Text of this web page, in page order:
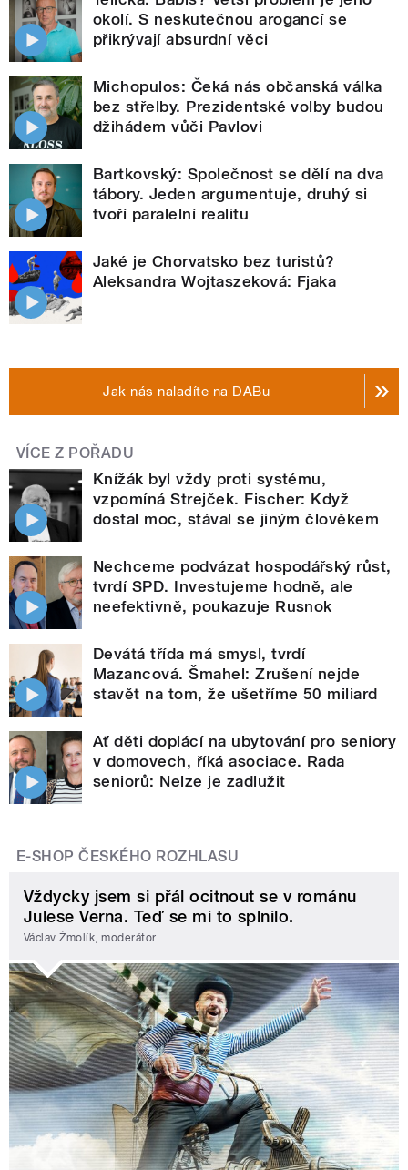
okolí. S neskutečnou arogancí se
přikrývají absurdní věci
Michopulos: Čeká nás občanská válka
bez střelby. Prezidentské volby budou
džihádem vůči Pavlovi
Bartkovský: Společnost se dělí na dva
tábory. Jeden argumentuje, druhý si
tvoří paralelní realitu
Jaké je Chorvatsko bez turistů?
Aleksandra Wojtaszeková: Fjaka
Jak nás naladíte na DABu
VÍCE Z POŘADU
Knížák byl vždy proti systému,
vzpomíná Strejček. Fischer: Když
dostal moc, stával se jiným člověkem
Nechceme podvázat hospodářský růst,
tvrdí SPD. Investujeme hodně, ale
neefektivně, poukazuje Rusnok
Devátá třída má smysl, tvrdí
Mazancová. Šmahel: Zrušení nejde
stavět na tom, že ušetříme 50 miliard
Ať děti doplácí na ubytování pro seniory
v domovech, říká asociace. Rada
seniorů: Nelze je zadlužit
E-SHOP ČESKÉHO ROZHLASU
Vždycky jsem si přál ocitnout se v románu
Julese Verna. Teď se mi to splnilo.
Václav Žmolík, moderátor